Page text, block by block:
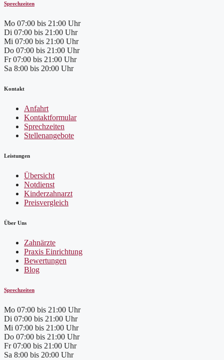
Sprechzeiten
Mo 07:00 bis 21:00 Uhr
Di 07:00 bis 21:00 Uhr
Mi 07:00 bis 21:00 Uhr
Do 07:00 bis 21:00 Uhr
Fr 07:00 bis 21:00 Uhr
Sa 8:00 bis 20:00 Uhr
Kontakt
Anfahrt
Kontaktformular
Sprechzeiten
Stellenangebote
Leistungen
Übersicht
Notdienst
Kinderzahnarzt
Preisvergleich
Über Uns
Zahnärzte
Praxis Einrichtung
Bewertungen
Blog
Sprechzeiten
Mo 07:00 bis 21:00 Uhr
Di 07:00 bis 21:00 Uhr
Mi 07:00 bis 21:00 Uhr
Do 07:00 bis 21:00 Uhr
Fr 07:00 bis 21:00 Uhr
Sa 8:00 bis 20:00 Uhr